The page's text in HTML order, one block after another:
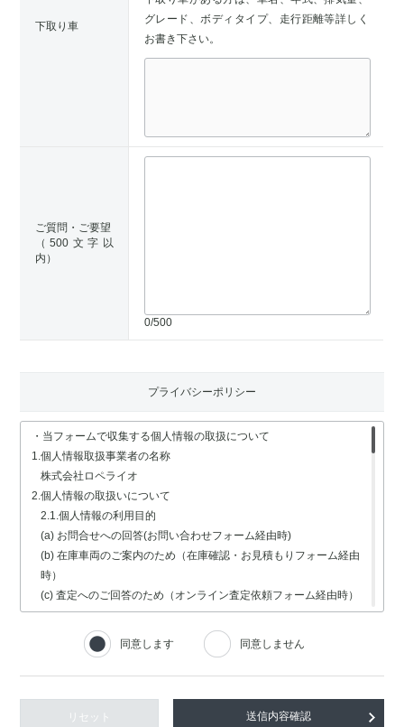
下取り車
グレード、ボディタイプ、走行距離等詳しく
お書き下さい。
ご質問・ご要望
（500文字以
内）
0/500
プライバシーポリシー
・当フォームで収集する個人情報の取扱について
1.個人情報取扱事業者の名称
株式会社ロペライオ
2.個人情報の取扱いについて
2.1.個人情報の利用目的
(a) お問合せへの回答(お問い合わせフォーム経由時)
(b) 在庫車両のご案内のため（在庫確認・お見積もりフォーム経由
時）
(c) 査定へのご回答のため（オンライン査定依頼フォーム経由時）
(d) 車検・修理関連の回答のため（車検・修理の受付フォーム経由
(e) 採用選考業務（採用情報フォーム経由時）
2.2.個人情報の取扱いの委託
情報の安全管理が図られるよう、充分な保護水準を備えている委託
同意します 同意しません
リセット